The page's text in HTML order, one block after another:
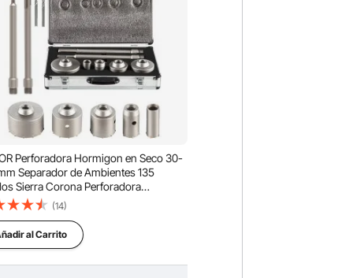
Perforadora Hormigon en Seco 30-
Separador de Ambientes 135
Sierra Corona Perforadora
Broca de Perforación de Aleación
Corona Perforadora Hormigon En
(14)
al Carrito